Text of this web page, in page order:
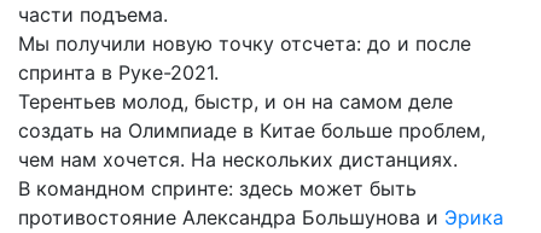
части подъема.
Мы получили новую точку отсчета: до и после
спринта в Руке-2021.
Терентьев молод, быстр, и он на самом деле
создать на Олимпиаде в Китае больше проблем,
чем нам хочется. На нескольких дистанциях.
В командном спринте: здесь может быть
противостояние Александра Большунова и Эрика